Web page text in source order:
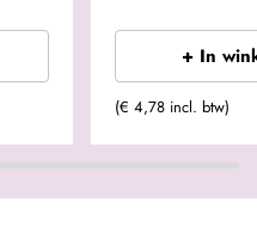
+ In
(€ 4,78 incl. btw)